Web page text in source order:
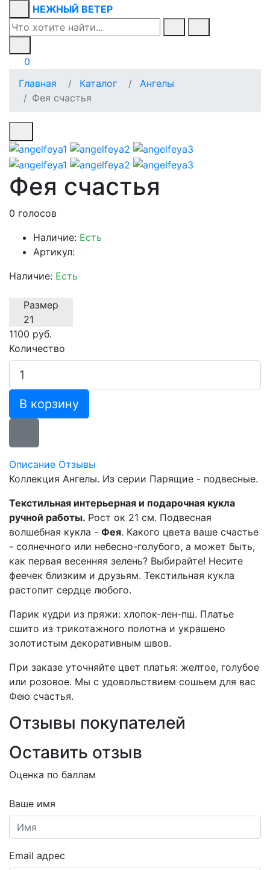
НЕЖНЫЙ ВЕТЕР
0
Главная
Каталог
Ангелы
Фея счастья
Фея счастья
0 голосов
Наличие: Есть
Артикул:
Наличие: Есть
Размер
21
1100 руб.
Количество
В корзину
Описание Отзывы
Коллекция Ангелы. Из серии Парящие - подвесные.
Текстильная интерьерная и подарочная кукла
ручной работы. Рост ок 21 см. Подвесная
волшебная кукла - Фея. Какого цвета ваше счастье
- солнечного или небесно-голубого, а может быть,
как первая весенняя зелень? Выбирайте! Несите
феечек близким и друзьям. Текстильная кукла
растопит сердце любого.
Парик кудри из пряжи: хлопок-лен-пш. Платье
сшито из трикотажного полотна и украшено
золотистым декоративным швов.
При заказе уточняйте цвет платья: желтое, голубое
или розовое. Мы с удовольствием сошьем для вас
Фею счастья.
Отзывы покупателей
Оставить отзыв
Оценка по баллам
Ваше имя
Email адрес